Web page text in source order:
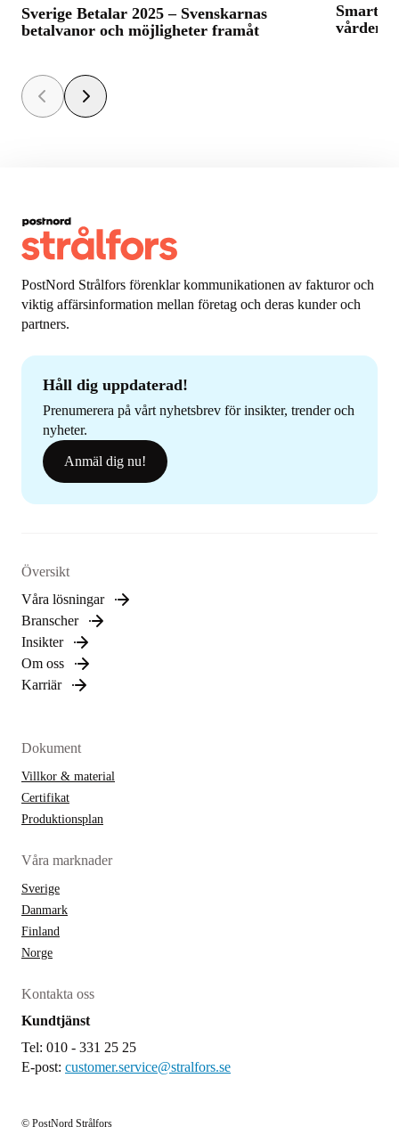
Sverige Betalar 2025 – Svenskarnas
betalvanor och möjligheter framåt
Smarter
vården
PostNord Strålfors förenklar kommunikationen av fakturor och
viktig affärsinformation mellan företag och deras kunder och
partners.
Håll dig uppdaterad!
Prenumerera på vårt nyhetsbrev för insikter, trender och
nyheter.
Anmäl dig nu!
Översikt
Våra lösningar
Branscher
Insikter
Om oss
Karriär
Dokument
Villkor & material
Certifikat
Produktionsplan
Våra marknader
Sverige
Danmark
Finland
Norge
Kontakta oss
Kundtjänst
Tel: 010 - 331 25 25
E-post: customer.service@stralfors.se
© PostNord Strålfors